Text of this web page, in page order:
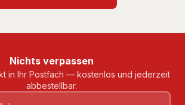
Nichts verpassen
in Ihr Postfach — kostenlos und jederzeit
abbestellbar.